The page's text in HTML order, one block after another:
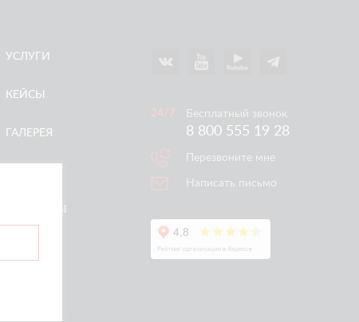
УСЛУГИ
КЕЙСЫ
ГАЛЕРЕЯ
Бесплатный звонок
8 800 555 19 28
Перезвоните мне
Написать письмо